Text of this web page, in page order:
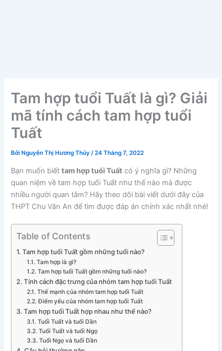
Tam hợp tuổi Tuất là gì? Giải
mã tính cách tam hợp tuổi
Tuất
Bởi Nguyễn Thị Hương Thủy/24 Tháng 7, 2022
Bạn muốn biếttam hợp tuổi Tuất có ý nghĩa gì? Những
quan niệm về tam hợp tuổi Tuất như thế nào mà được
nhiều người quan tâm? Hãy theo dõi bài viết dưới đây của
THPT Chu Văn An để tìm được đáp án chính xác nhất nhé!
Table of Contents
Tam hợp tuổi Tuất gồm những tuổi nào?
Tam hợp là gì?
Tam hợp tuổi Tuất gồm những tuổi nào?
Tính cách đặc trưng của nhóm tam hợp tuổi Tuất
Thế mạnh của nhóm tam hợp tuổi Tuất
Điểm yếu của nhóm tam hợp tuổi Tuất
Tam hợp tuổi Tuất hợp nhau như thế nào?
Tuổi Tuất và tuổi Dần
Tuổi Tuất và tuổi Ngọ
Tuổi Ngọ và tuổi Dần